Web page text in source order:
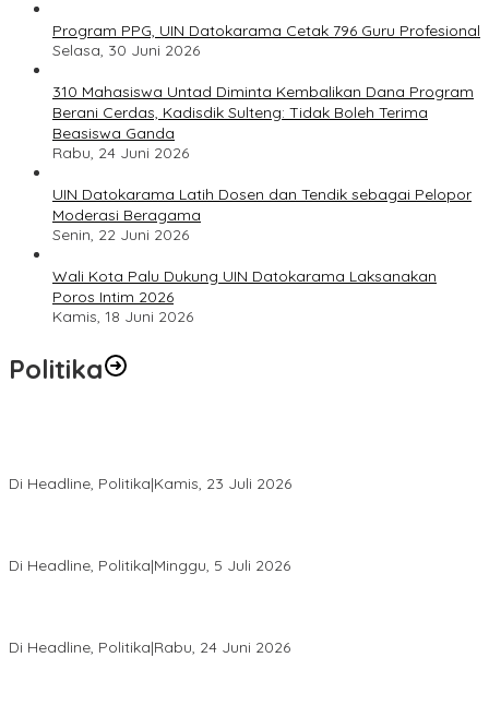
Program PPG, UIN Datokarama Cetak 796 Guru Profesional
Selasa, 30 Juni 2026
310 Mahasiswa Untad Diminta Kembalikan Dana Program
Berani Cerdas, Kadisdik Sulteng: Tidak Boleh Terima
Beasiswa Ganda
Rabu, 24 Juni 2026
UIN Datokarama Latih Dosen dan Tendik sebagai Pelopor
Moderasi Beragama
Senin, 22 Juni 2026
Wali Kota Palu Dukung UIN Datokarama Laksanakan
Poros Intim 2026
Kamis, 18 Juni 2026
Politika
Di Headline, Politika|Kamis, 23 Juli 2026
Di Headline, Politika|Minggu, 5 Juli 2026
Di Headline, Politika|Rabu, 24 Juni 2026